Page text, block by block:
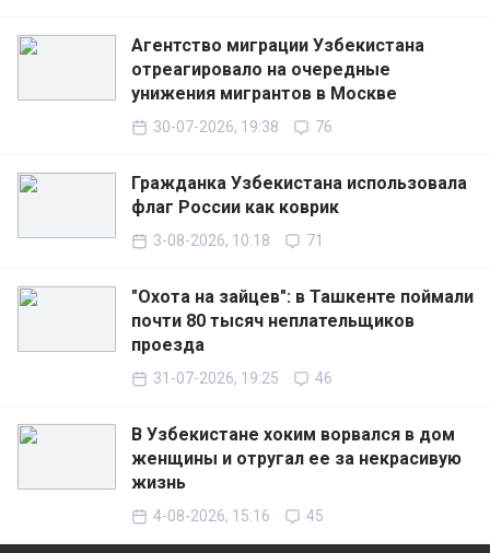
Агентство миграции Узбекистана
отреагировало на очередные
унижения мигрантов в Москве
30-07-2026, 19:38 76
Гражданка Узбекистана использовала
флаг России как коврик
3-08-2026, 10:18 71
"Охота на зайцев": в Ташкенте поймали
почти 80 тысяч неплательщиков
проезда
31-07-2026, 19:25 46
В Узбекистане хоким ворвался в дом
женщины и отругал ее за некрасивую
жизнь
4-08-2026, 15:16 45